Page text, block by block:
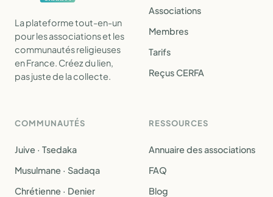
La plateforme tout-en-un
pour les associations et les
communautés religieuses
en France. Créez du lien,
pas juste de la collecte.
Associations
Membres
Tarifs
Reçus CERFA
COMMUNAUTÉS
Juive · Tsedaka
Musulmane · Sadaqa
Chrétienne · Denier
RESSOURCES
Annuaire des associations
FAQ
Blog